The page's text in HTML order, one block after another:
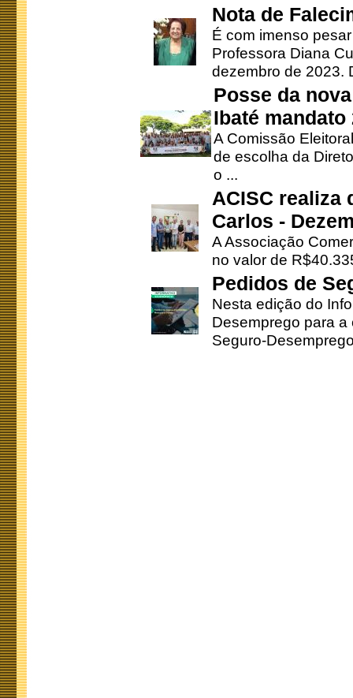
Nota de
É com imenso
Professora Diana
dezembro de 2023.
Posse da
Ibaté mandato
A Comissão
de escolha da
o ...
ACISC realiza
Carlos -
A Associação
no valor de
Pedidos de
Nesta edição do
Desemprego para
Seguro-